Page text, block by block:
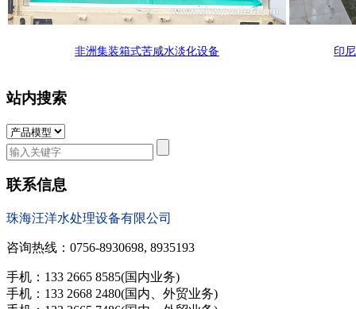
非洲集装箱式苦咸水淡化设备 印
站内搜索
联系信息
珠海汪洋水处理设备有限公司
咨询热线：0756-8930698, 8935193
手机：133 2665 8585(国内业务)
手机：133 2668 2480(国内、外贸业务)